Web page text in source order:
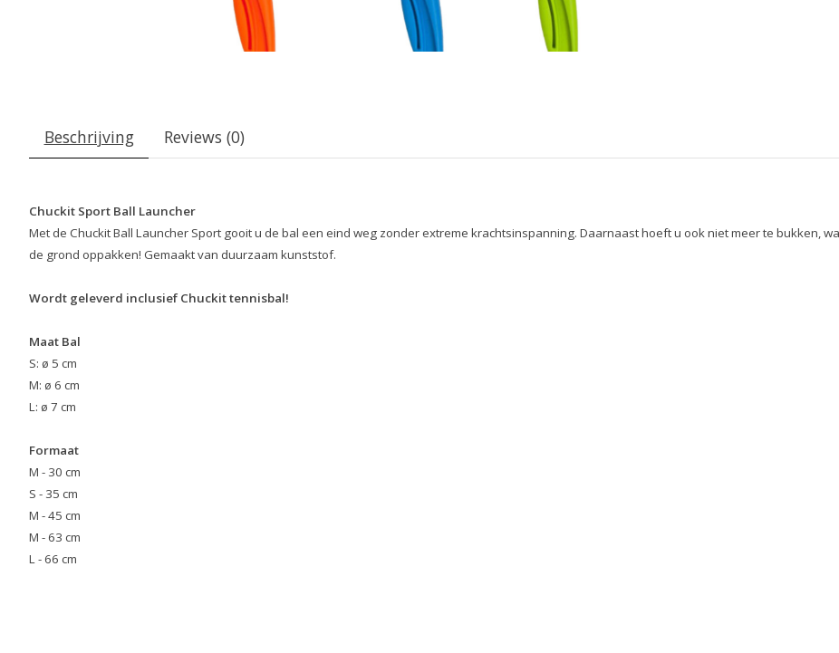
Beschrijving Reviews (0)
Chuckit Sport Ball Launcher
Met de Chuckit Ball Launcher Sport gooit u de bal een eind weg zonder extreme krachtsinspanning. Daarnaast hoeft u ook niet meer te bukken,
de grond oppakken! Gemaakt van duurzaam kunststof.
Wordt geleverd inclusief Chuckit tennisbal!
Maat Bal
S: ø 5 cm
M: ø 6 cm
L: ø 7 cm
Formaat
M - 30 cm
S - 35 cm
M - 45 cm
M - 63 cm
L - 66 cm